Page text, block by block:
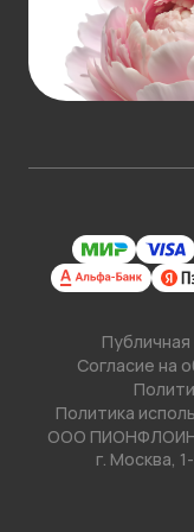
Укажите
заказа: в
указанные время
Согласие на
Политика
ООО ПИОНФЛО
г. Москва,